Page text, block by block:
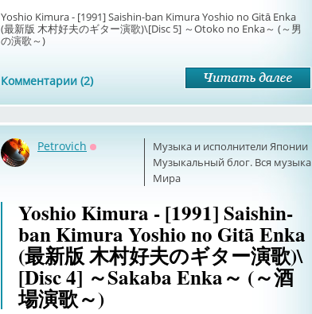
Yoshio Kimura - [1991] Saishin-ban Kimura Yoshio no Gitā Enka
(最新版 木村好夫のギター演歌)\[Disc 5] ～Otoko no Enka～ (～男
の演歌～)
Комментарии (2)
Музыка и исполнители Японии
Музыкальный блог. Вся музыка
Мира
Petrovich
Yoshio Kimura - [1991] Saishin-
ban Kimura Yoshio no Gitā Enka
(最新版 木村好夫のギター演歌)\
[Disc 4] ～Sakaba Enka～ (～酒
場演歌～)